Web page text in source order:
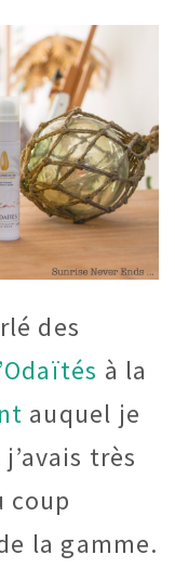
des
à la
auquel je
très
coup
la gamme.